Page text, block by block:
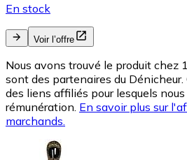
En stock
Voir l’offre
Nous avons trouvé le produit chez
sont des partenaires du
des liens affiliés pour lesquels
rémunération. En savoir plus sur
marchands.